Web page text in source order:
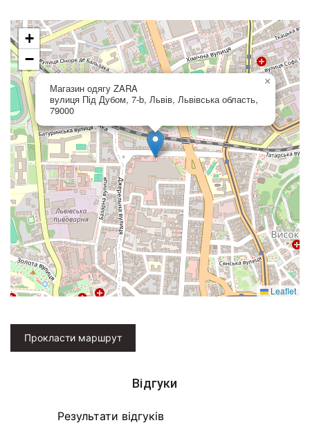
Магазин одягу ZARA
вулиця Під Дубом, 7-b, Львів, Львівська область,
79000
×
+
−
Leaflet
Прокласти маршрут
Відгуки
Результати відгуків